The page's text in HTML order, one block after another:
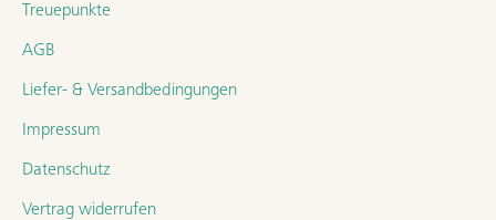
Treuepunkte
AGB
Liefer- & Versandbedingungen
Impressum
Datenschutz
Vertrag widerrufen